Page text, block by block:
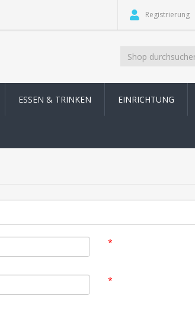
Registrierung
ESSEN & TRINKEN EINRICHTUNG
*
*